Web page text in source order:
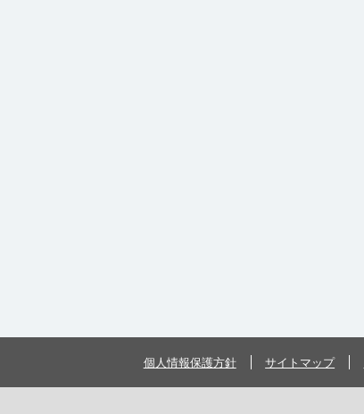
個人情報保護方針 サイトマップ